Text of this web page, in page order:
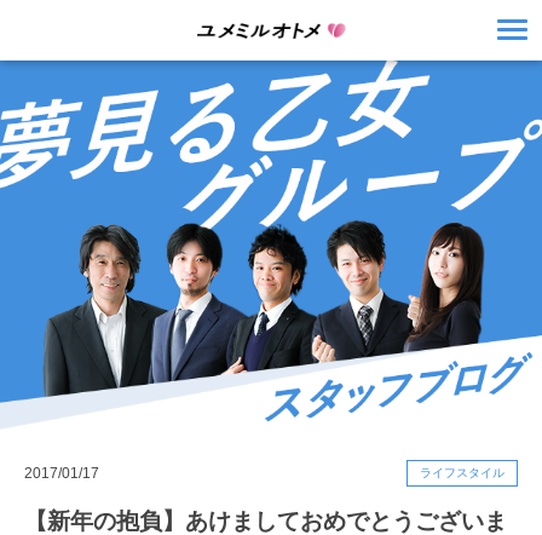
2017/01/17 ライフスタイル
【新年の抱負】あけましておめでとうございま